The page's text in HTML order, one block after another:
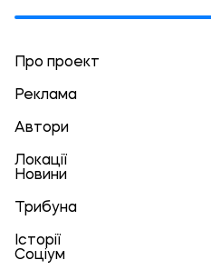
Про проект
Реклама
Автори
Локації
Новини
Трибуна
Історії
Соціум